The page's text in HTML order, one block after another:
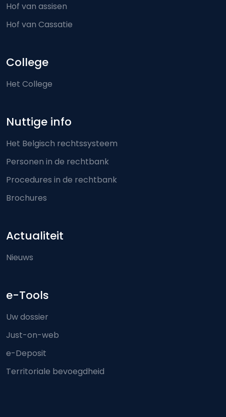
Hof van assisen
Hof van Cassatie
College
Het College
Nuttige info
Het Belgisch rechtssysteem
Personen in de rechtbank
Procedures in de rechtbank
Brochures
Actualiteit
Nieuws
e-Tools
Uw dossier
Just-on-web
e-Deposit
Territoriale bevoegdheid